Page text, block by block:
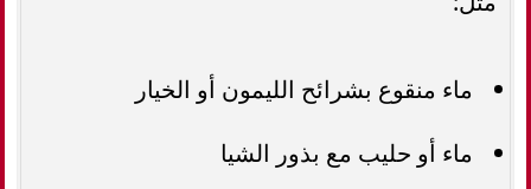
ماء منقوع بشرائح الليمون أو الخيار
ماء أو حليب مع بذور الشيا